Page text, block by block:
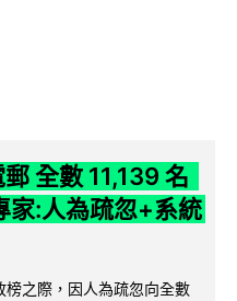
全數 11,139 名
家:人為疏忽+系統
之際，因人為疏忽向全數